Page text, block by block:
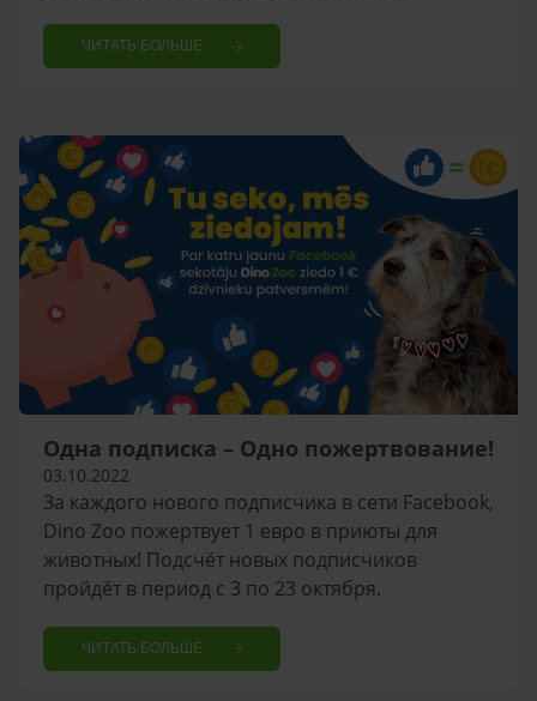
ЧИТАТЬ БОЛЬШЕ
Одна подписка – Одно пожертвование!
03.10.2022
За каждого нового подписчика в сети Facebook,
Dino Zoo пожертвует 1 евро в приюты для
животных! Подсчёт новых подписчиков
пройдёт в период с 3 по 23 октября.
ЧИТАТЬ БОЛЬШЕ